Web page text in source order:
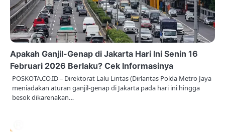
Apakah Ganjil-Genap di Jakarta Hari Ini Senin 16
Februari 2026 Berlaku? Cek Informasinya
POSKOTA.CO.ID – Direktorat Lalu Lintas (Dirlantas Polda Metro Jaya
meniadakan aturan ganjil-genap di Jakarta pada hari ini hingga
besok dikarenakan…